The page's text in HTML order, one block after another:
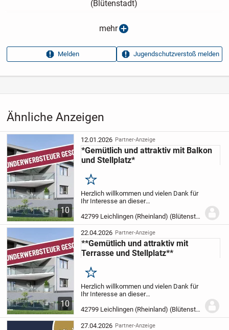
Ähnliche Anzeigen
10
12.01.2026 Partner-Anzeige
*Gemütlich und attraktiv mit Balkon
und Stellplatz*
Merken
Herzlich willkommen und vielen Dank für
Ihr Interesse an dieser
Stadt Leichlingen errichten wir für Sie ein
Mehrfamilienhaus mit insgesamt 9
Wohneinheiten.Es...
42799 Leichlingen (Rheinland) (Blütenstadt)
10
22.04.2026 Partner-Anzeige
**Gemütlich und attraktiv mit
Terrasse und Stellplatz**
Merken
Herzlich willkommen und vielen Dank für
Ihr Interesse an dieser
Stadt Leichlingen errichten wir für Sie ein
Mehrfamilienhaus mit insgesamt 9
Wohneinheiten.Es...
42799 Leichlingen (Rheinland) (Blütenstadt)
27.04.2026 Partner-Anzeige
(Blütenstadt)
Anzeigen­kennung
3a557d98
Kategorie Immobilien›Kaufen›Wohnungen
mehr
Melden Jugendschutzverstoß melden